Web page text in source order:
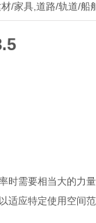
/家具,道路/轨道/船
时需要相当大的力
应特定使用空间范